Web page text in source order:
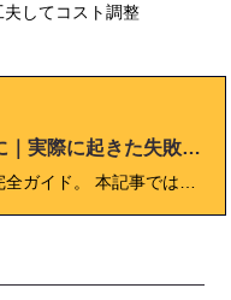
してコスト調整
ローコスト住宅後悔しないために｜実際に起きた失敗例と回避策
ローコスト住宅で後悔しないための完全ガイド。 本記事では、建てた後に多い失敗例・原因・対策を実際の事例を交えて徹底分析。 価格だけで判断せず、本体工事・付帯工事・保証・メンテナンス費までトータルで考える重要性を解説します。 さらに、ハウスメーカーと工務店の比較・オプションの見極め方・20年後を見据えた家づくりのコツまで、住宅購入前に読むべき保存版コンテンツです。